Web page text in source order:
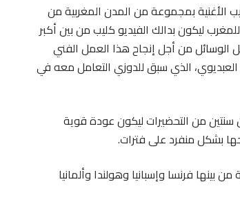
الأغنية بمجموعة من المدن المغربية من
ليكون بدالك الفيديو كليب من بين أكبر
الوسائل من أجل إنجاح هذا العمل الفني
العبديوي، الذي سبق للدوزي التعامل معه في
سنتين من التحضيرات ليكون عودة قوية
بشكل منفرد على فترات.
بينها فرنسا وإسبانيا وهولندا وألمانيا